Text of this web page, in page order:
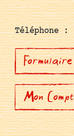
Téléphone :
Mon